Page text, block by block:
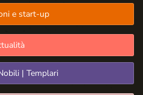
e start-up
| Templari